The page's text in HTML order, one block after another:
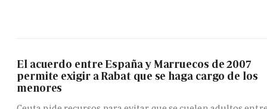
El acuerdo entre España y Marruecos de 2007
permite exigir a Rabat que se haga cargo de los
menores